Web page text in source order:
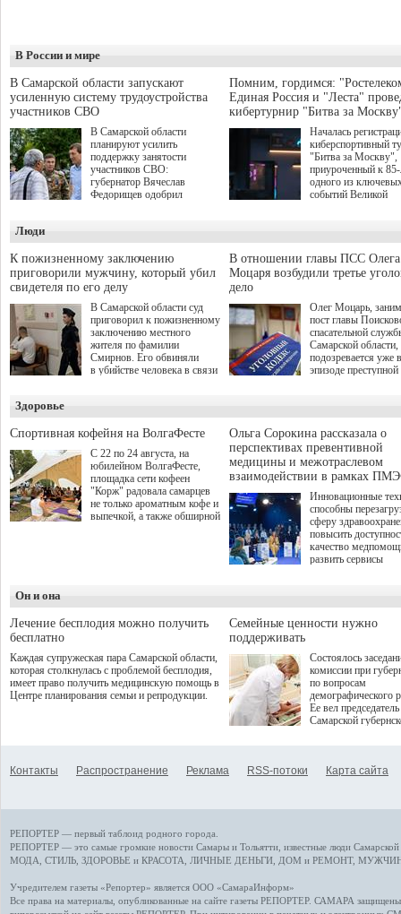
В России и мире
В Самарской области запускают
усиленную систему трудоустройства
участников СВО
В Самарской области
планируют усилить
поддержку занятости
участников СВО:
губернатор Вячеслав
Федорищев одобрил
Живайкина, направленные
на трудоустройство и более
спокойную адаптацию к
мирной жизни.
Помним, гордимся:
Единая Россия и "Леста"
кибертурнир "Битва за
Началась
киберспортивный
"Битва за Москву",
приуроченный к
одного из
событий Великой
игре "Мир танков"
выступили
партия "Единая
игровая студия
Люди
К пожизненному заключению
приговорили мужчину, который убил
свидетеля по его делу
В Самарской области суд
приговорил к пожизненному
заключению местного
жителя по фамилии
Смирнов. Его обвиняли
в убийстве человека в связи
В отношении главы ПСС Олега
Моцаря возбудили третье
дело
Олег Моцарь,
пост главы
спасательной
Самарской области,
подозревается уже
эпизоде преступной
а сам он
Здоровье
Спортивная кофейня на ВолгаФесте
С 22 по 24 августа, на
юбилейном ВолгаФесте,
площадка сети кофеен
"Корж" радовала самарцев
не только ароматным кофе и
выпечкой, а также обширной
Ольга Сорокина рассказала о
перспективах превентивной
медицины и межотраслевом
взаимодействии в рамках
Инновационные
способны
сферу
повысить
качество
развить сервисы
определенными
К ним можно
возникающие при
данными
более динамичного
проникновения
сегмент
отраслевое
рассказала Ольга
ходе сессии
качества жизни" в
ПМЭФ 2025. В
РФ Михаил
представители
Он и она
Лечение бесплодия можно получить
бесплатно
Каждая супружеская пара Самарской области,
которая столкнулась с проблемой бесплодия,
имеет право получить медицинскую помощь в
Центре планирования семьи и репродукции.
Семейные ценности нужно
поддерживать
Состоялось
комиссии при
по вопросам
демографического
Ее вел председатель
Самарской
Контакты Распространение Реклама RSS-потоки Карта сайта
РЕПОРТЕР — первый таблоид родного города.
РЕПОРТЕР — это самые громкие новости Самары и Тольятти, известные люди
МОДА, СТИЛЬ ЗДОРОВЬЕ и КРАСОТА ЛИЧНЫЕ ДЕНЬГИ ДОМ и РЕМОНТ,
Учредителем газеты «Репортер» является ООО «СамараИнформ»
Все права на материалы, опубликованные на сайте газеты РЕПОРТЕР. САМАРА защищены.